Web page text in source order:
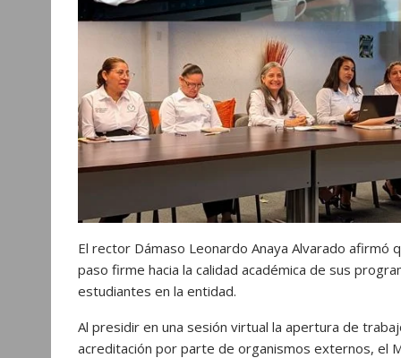
r
El rector Dámaso Leonardo Anaya Alvarado afirmó
paso firme hacia la calidad académica de sus
estudiantes en la entidad.
Al presidir en una sesión virtual la apertura de
acreditación por parte de organismos externos, el